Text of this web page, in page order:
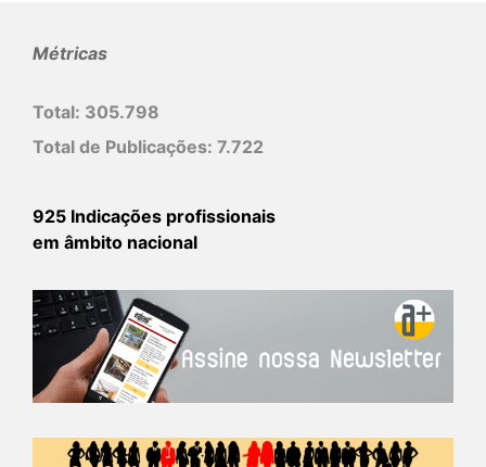
Métricas
Total: 305.798
Total de Publicações: 7.722
925 Indicações profissionais
em âmbito nacional